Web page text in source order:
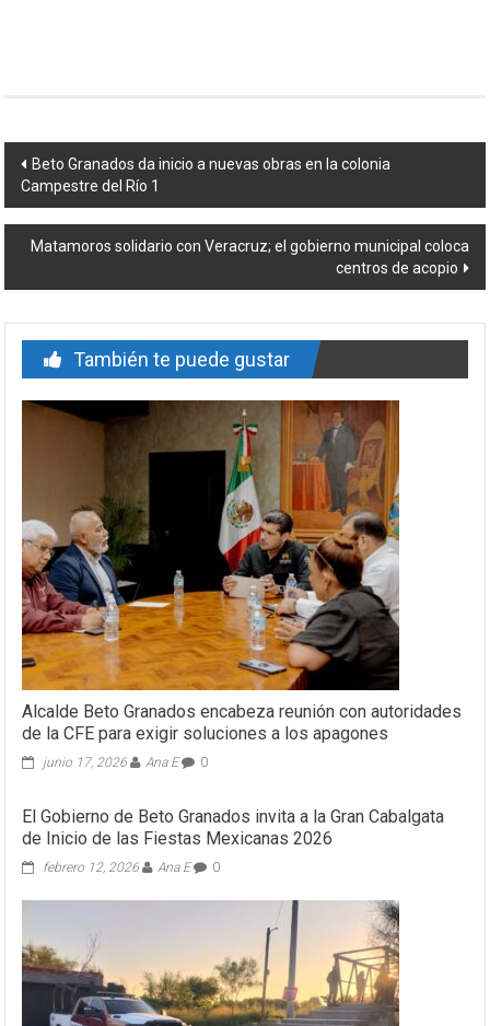
Navegación
de
entrada
Beto Granados da inicio a nuevas obras en la colonia
Campestre del Río 1
Matamoros solidario con Veracruz; el gobierno municipal coloca
centros de acopio
También te puede gustar
Alcalde Beto Granados encabeza reunión con autoridades
de la CFE para exigir soluciones a los apagones
junio 17, 2026 Ana E 0
El Gobierno de Beto Granados invita a la Gran Cabalgata
de Inicio de las Fiestas Mexicanas 2026
febrero 12, 2026 Ana E 0